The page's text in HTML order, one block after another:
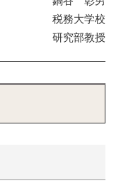
税務大学校
研究部教授